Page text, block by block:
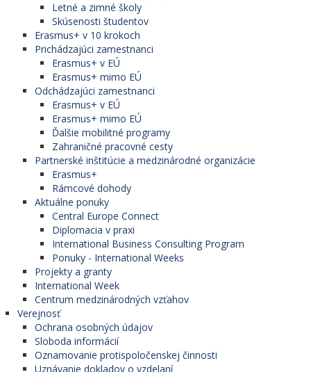
Letné a zimné školy
Skúsenosti študentov
Erasmus+ v 10 krokoch
Prichádzajúci zamestnanci
Erasmus+ v EÚ
Erasmus+ mimo EÚ
Odchádzajúci zamestnanci
Erasmus+ v EÚ
Erasmus+ mimo EÚ
Ďalšie mobilitné programy
Zahraničné pracovné cesty
Partnerské inštitúcie a medzinárodné organizácie
Erasmus+
Rámcové dohody
Aktuálne ponuky
Central Europe Connect
Diplomacia v praxi
International Business Consulting Program
Ponuky - International Weeks
Projekty a granty
International Week
Centrum medzinárodných vzťahov
Verejnosť
Ochrana osobných údajov
Sloboda informácií
Oznamovanie protispoločenskej činnosti
Uznávanie dokladov o vzdelaní